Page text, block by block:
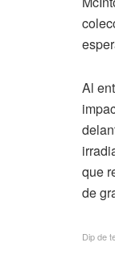
Al
que
de
Dip de